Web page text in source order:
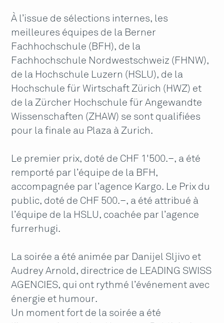
À l’issue de sélections internes, les
meilleures équipes de la Berner
Fachhochschule (BFH), de la
Fachhochschule Nordwestschweiz (FHNW),
de la Hochschule Luzern (HSLU), de la
Hochschule für Wirtschaft Zürich (HWZ) et
de la Zürcher Hochschule für Angewandte
Wissenschaften (ZHAW) se sont qualifiées
pour la finale au Plaza à Zurich.
Le premier prix, doté de CHF 1'500.–, a été
remporté par l’équipe de la BFH,
accompagnée par l’agence Kargo. Le Prix du
public, doté de CHF 500.–, a été attribué à
l’équipe de la HSLU, coachée par l’agence
furrerhugi.
La soirée a été animée par Danijel Sljivo et
Audrey Arnold, directrice de LEADING SWISS
AGENCIES, qui ont rythmé l’événement avec
énergie et humour.
Un moment fort de la soirée a été